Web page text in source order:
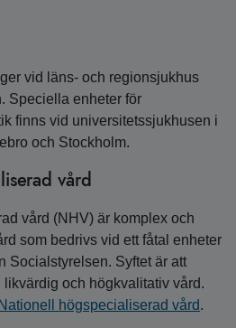
vid läns- och regionsjukhus
Speciella enheter för
finns vid universitetssjukhusen i
och Stockholm.
vård
vård (NHV) är komplex och
som bedrivs vid ett fåtal enheter
Socialstyrelsen. Syftet är att
och högkvalitativ vård.
Nationell högspecialiserad vård.